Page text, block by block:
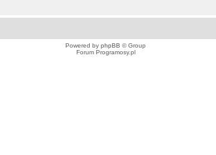
Powered by phpBB © Group
Forum Programosy.pl